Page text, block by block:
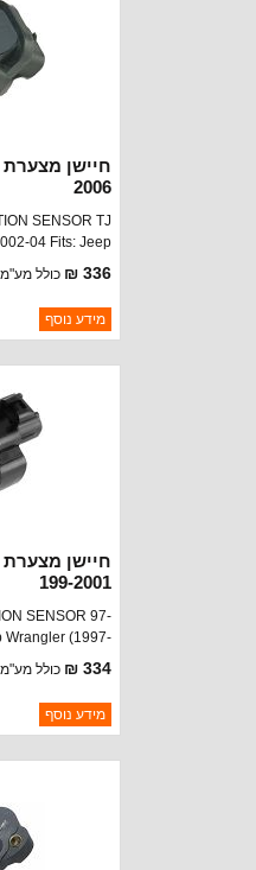
2006
SENSOR TJ
04 Fits: Jeep
or 3.7L engine.
336 ₪ כולל מע"מ
ברקוד: 5019411AD
יצרן:MOTOR
מידע נוסף
199-2001
SENSOR 97-
Wrangler (1997-
engine. Jeep
(1997-
Jeep Grand
engine.
334 ₪ כולל מע"מ
ברקוד: 4874371AC
יצרן:MOTOR
מידע נוסף